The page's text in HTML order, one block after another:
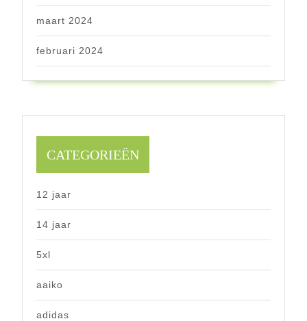
maart 2024
februari 2024
CATEGORIEËN
12 jaar
14 jaar
5xl
aaiko
adidas